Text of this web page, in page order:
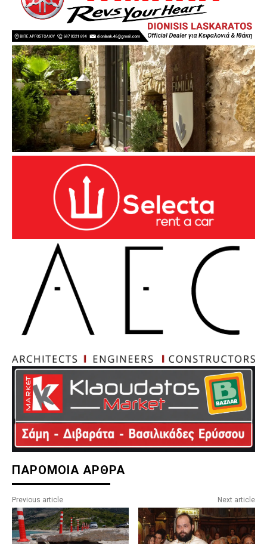
ΠΑΡΟΜΟΙΑ ΑΡΘΡΑ
Previous article Next article